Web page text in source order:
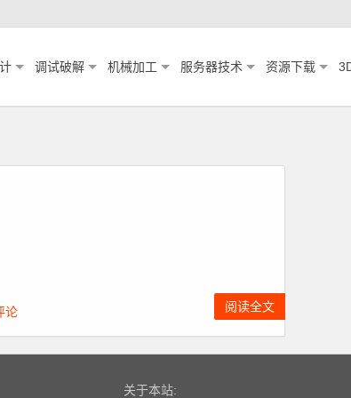
调试破解 机械加工 服务器技术 资源下载
论 阅读全文
关于本站: